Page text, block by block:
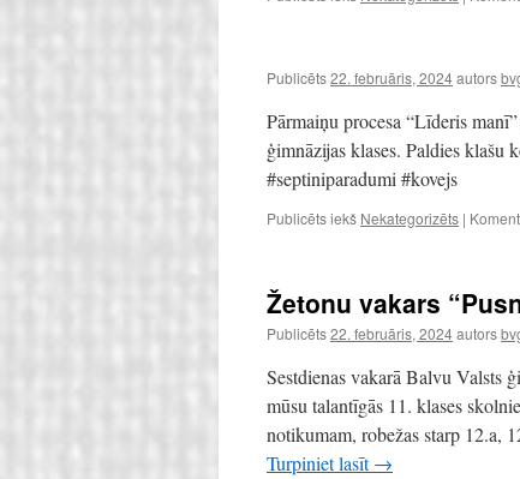
Publicēts22. februāris, 2024autors
Pārmaiņu procesa “Līderis
ģimnāzijas klases. Paldies
#septiniparadumi #kovejs
Publicēts iekš Nekategorizēts |
Žetonu vakars
Publicēts22. februāris, 2024autors
Sestdienas vakarā Balvu Valsts
mūsu talantīgās 11. klases
notikumam, robežas starp 12.a,
Turpiniet lasīt→